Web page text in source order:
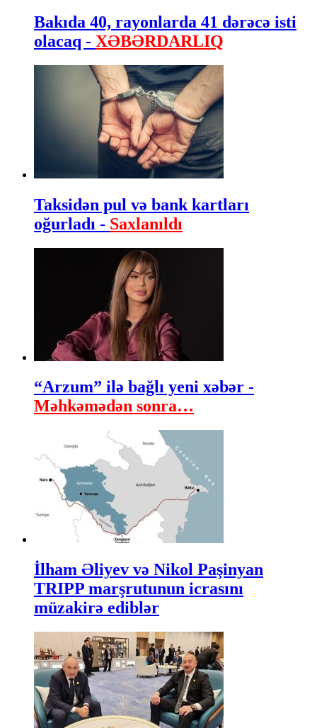
Bakıda 40, rayonlarda 41 dərəcə isti
olacaq - XƏBƏRDARLIQ
Taksidən pul və bank kartları
oğurladı - Saxlanıldı
“Arzum” ilə bağlı yeni xəbər -
Məhkəmədən sonra…
İlham Əliyev və Nikol Paşinyan
TRIPP marşrutunun icrasını
müzakirə ediblər